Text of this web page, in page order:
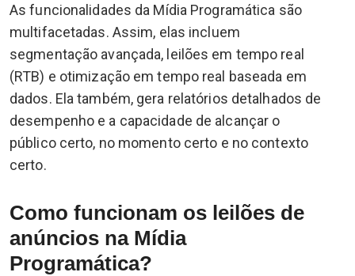
As funcionalidades da Mídia Programática são
multifacetadas. Assim, elas incluem
segmentação avançada, leilões em tempo real
(RTB) e otimização em tempo real baseada em
dados. Ela também, gera relatórios detalhados de
desempenho e a capacidade de alcançar o
público certo, no momento certo e no contexto
certo.
Como funcionam os leilões de
anúncios na Mídia
Programática?